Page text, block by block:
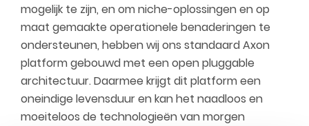
mogelijk te zijn, en om niche-oplossingen en op
maat gemaakte operationele benaderingen te
ondersteunen, hebben wij ons standaard Axon
platform gebouwd met een open pluggable
architectuur. Daarmee krijgt dit platform een
oneindige levensduur en kan het naadloos en
moeiteloos de technologieën van morgen